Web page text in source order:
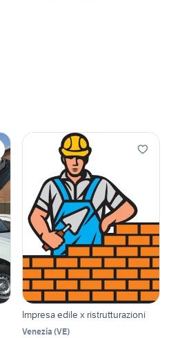
Impresa edile x ristrutturazioni
Venezia (VE)